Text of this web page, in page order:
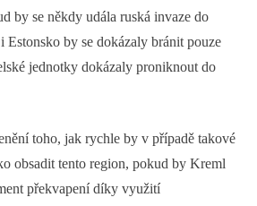
by se někdy udála ruská invaze do
Estonsko by se dokázaly bránit pouze
jednotky dokázaly proniknout do
toho, jak rychle by v případě takové
obsadit tento region, pokud by Kreml
překvapení díky využití